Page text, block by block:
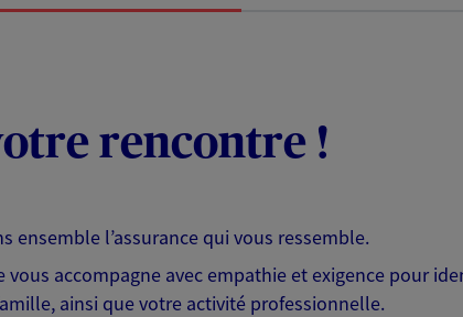
rencontre !
ensemble l’assurance qui vous ressemble.
vous accompagne avec empathie et exigence pour
ainsi que votre activité professionnelle.